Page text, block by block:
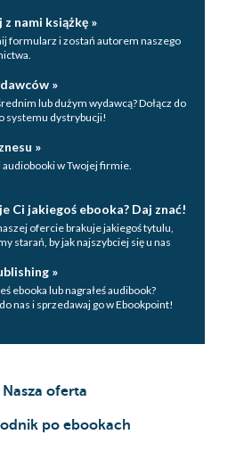
z nami książkę »
formularz i zostań autorem naszego
»
lub dużym wydawcą? Dołącz do
systemu dystrybucji!
»
audiobooki w Twojej firmie.
Ci jakiegoś ebooka? Daj znać!
ofercie brakuje jakiegoś tytulu,
starań, by jak najszybciej się u nas
»
ebooka lub nagrałeś audibook?
nas i sprzedawaj go w Ebookpoint!
Nasza oferta
po ebookach